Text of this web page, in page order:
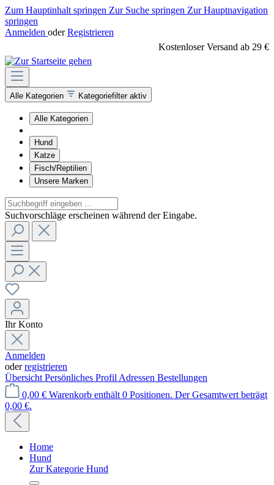
Zum Hauptinhalt springen Zur Suche springen Zur Hauptnavigation
springen
Anmelden oder Registrieren
Kostenloser Versand ab 29 €
Alle Kategorien Kategoriefilter aktiv
Alle Kategorien
Hund
Katze
Fisch/Reptilien
Unsere Marken
Suchvorschläge erscheinen während der Eingabe.
Ihr Konto
Anmelden
oderregistrieren
Übersicht Persönliches Profil Adressen Bestellungen
0,00 € Warenkorb enthält 0 Positionen. Der Gesamtwert beträgt
0,00 €.
Home
Hund
Zur Kategorie Hund